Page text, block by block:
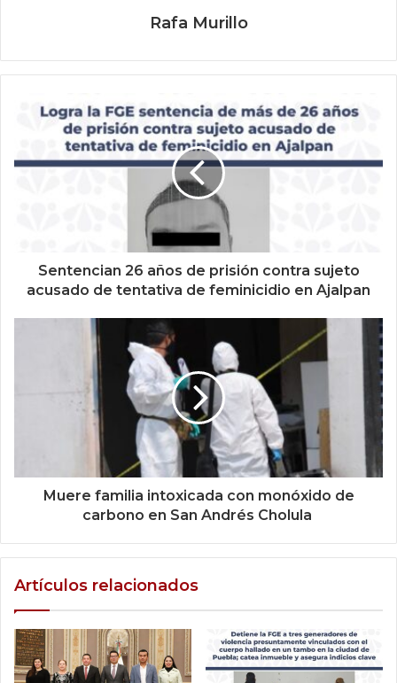
Rafa Murillo
Sentencian 26 años de prisión contra sujeto
acusado de tentativa de feminicidio en Ajalpan
Muere familia intoxicada con monóxido de
carbono en San Andrés Cholula
Artículos relacionados